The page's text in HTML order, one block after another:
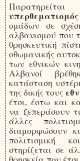
υπερθεματισμός
ομάδων σε
αλβανισμού που
θρησκευτική
οθωμανικής
των εθνικών
Αλβανοί
κατάσταση
της δικής τους
έτσι, έστω και
να ξεπεράσουν
άλλες
διαμορφώσουν
πολιτισμική
στηρίζεται σε